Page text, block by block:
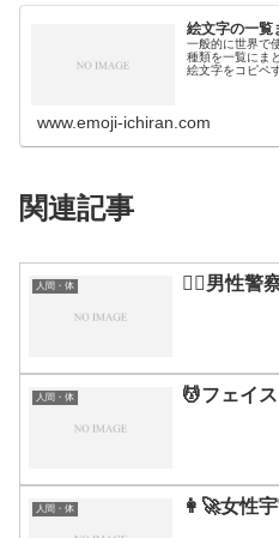
絵文字の一覧
一般的に世界で
種類を一覧にま
絵文字をコピペ
www.emoji-ichiran.com
関連記事
人間・体 👮‍♂️男性警
人間・体 💆フェイ
人間・体 👩‍🚀女性